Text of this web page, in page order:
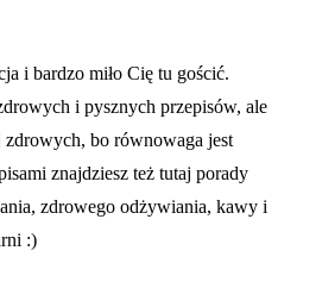
i bardzo miło Cię tu gościć.
i pysznych przepisów, ale
bo równowaga jest
znajdziesz też tutaj porady
zdrowego odżywiania, kawy i
:)